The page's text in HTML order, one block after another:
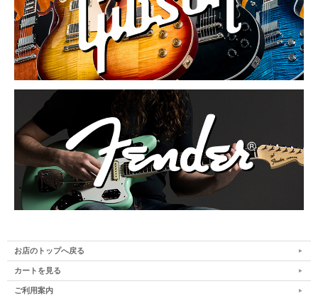
お店のトップへ戻る
カートを見る
ご利用案内